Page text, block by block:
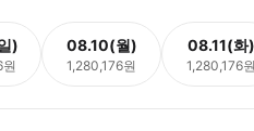
) 08.10(월)
1,280,176원
08.11(화)
1,280,176원